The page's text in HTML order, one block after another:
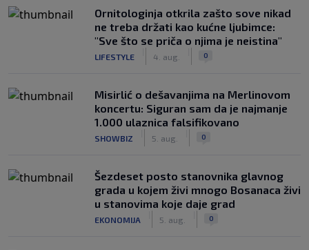
Ornitologinja otkrila zašto sove nikad
ne treba držati kao kućne ljubimce:
"Sve što se priča o njima je neistina"
LIFESTYLE 4. aug. 0
Misirlić o dešavanjima na Merlinovom
koncertu: Siguran sam da je najmanje
1.000 ulaznica falsifikovano
SHOWBIZ 5. aug. 0
Šezdeset posto stanovnika glavnog
grada u kojem živi mnogo Bosanaca živi
u stanovima koje daje grad
EKONOMIJA 5. aug. 0